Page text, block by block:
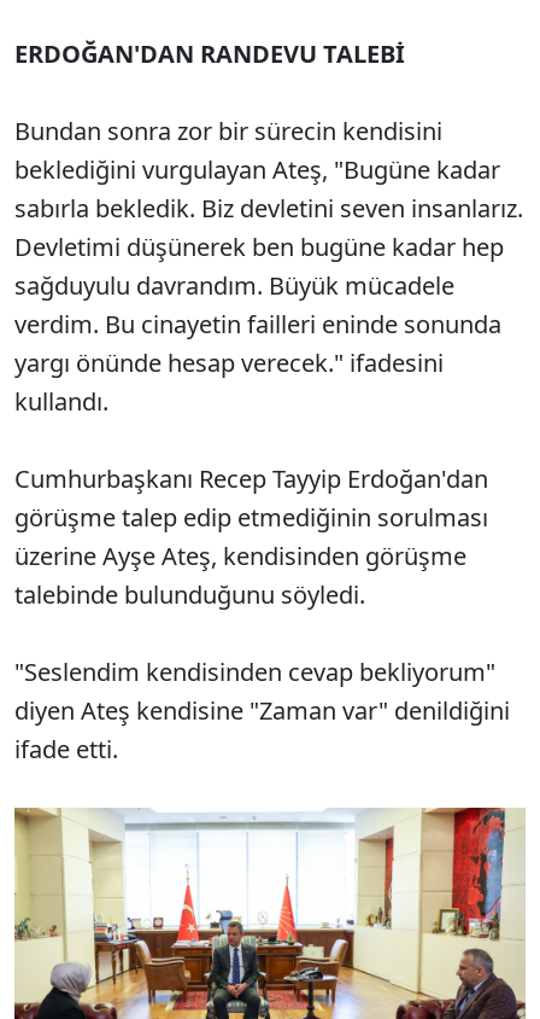
ERDOĞAN'DAN RANDEVU TALEBİ
Bundan sonra zor bir sürecin kendisini
beklediğini vurgulayan Ateş, "Bugüne kadar
sabırla bekledik. Biz devletini seven insanlarız.
Devletimi düşünerek ben bugüne kadar hep
sağduyulu davrandım. Büyük mücadele
verdim. Bu cinayetin failleri eninde sonunda
yargı önünde hesap verecek." ifadesini
kullandı.
Cumhurbaşkanı Recep Tayyip Erdoğan'dan
görüşme talep edip etmediğinin sorulması
üzerine Ayşe Ateş, kendisinden görüşme
talebinde bulunduğunu söyledi.
"Seslendim kendisinden cevap bekliyorum"
diyen Ateş kendisine "Zaman var" denildiğini
ifade etti.